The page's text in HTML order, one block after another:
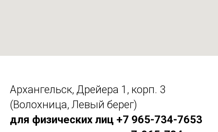
Архангельск, Дрейера 1, корп. 3
(Волохница, Левый берег)
для физических лиц +7 965-734-7653